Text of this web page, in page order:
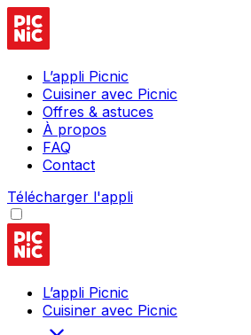
L’appli Picnic
Cuisiner avec Picnic
Offres & astuces
À propos
FAQ
Contact
Télécharger l'appli
L’appli Picnic
Cuisiner avec Picnic